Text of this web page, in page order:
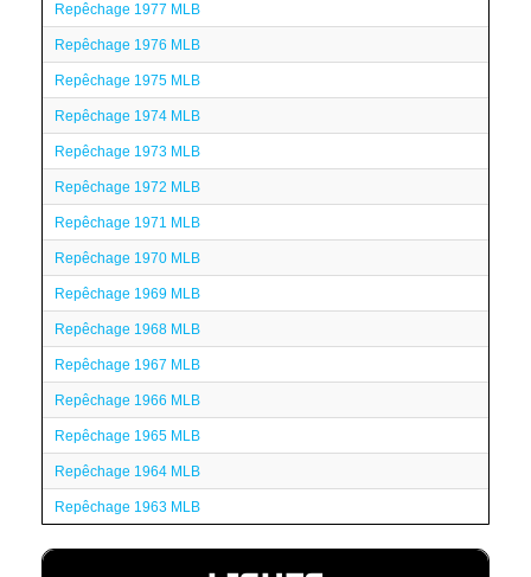
Repêchage 1977 MLB
Repêchage 1976 MLB
Repêchage 1975 MLB
Repêchage 1974 MLB
Repêchage 1973 MLB
Repêchage 1972 MLB
Repêchage 1971 MLB
Repêchage 1970 MLB
Repêchage 1969 MLB
Repêchage 1968 MLB
Repêchage 1967 MLB
Repêchage 1966 MLB
Repêchage 1965 MLB
Repêchage 1964 MLB
Repêchage 1963 MLB